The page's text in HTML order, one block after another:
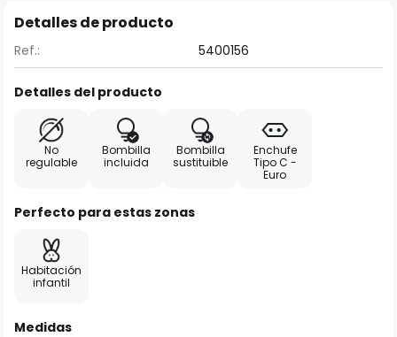
Detalles de producto
Ref.: 5400156
Detalles del producto
No
regulable
Bombilla
incluida
Bombilla
sustituible
Enchufe
Tipo C -
Euro
Perfecto para estas zonas
Habitación
infantil
Medidas